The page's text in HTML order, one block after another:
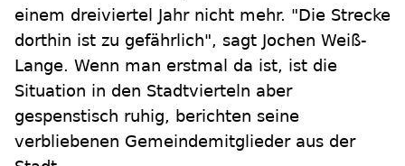
einem dreiviertel Jahr nicht mehr. "Die Strecke
dorthin ist zu gefährlich", sagt Jochen Weiß-
Lange. Wenn man erstmal da ist, ist die
Situation in den Stadtvierteln aber
gespenstisch ruhig, berichten seine
verbliebenen Gemeindemitglieder aus der